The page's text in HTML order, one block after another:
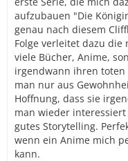
aufzubauen "Die
genau nach diesem
Folge verleitet dazu die
viele Bücher, Anime,
irgendwann ihren
man nur aus
Hoffnung, dass sie
man wieder
gutes Storytelling.
wenn ein Anime mich
kann.